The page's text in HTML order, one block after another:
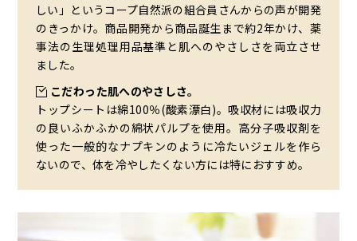
しい」というコープ自然派の組合員さんからの声が開発
のきっかけ。商品開発から商品誕生まで約2年かけ、薬
事法の生理処理用品基準と肌へのやさしさを両立させ
ました。
こだわった肌へのやさしさ。
トップシートは綿100％(酸素漂白)。吸収材には吸収力
の良いふかふかの綿状パルプを使用。高分子吸収剤を
使った一般的なナプキンのように冷たいジェルを作ら
ないので、体を冷やしたくない方には特におすすめ。